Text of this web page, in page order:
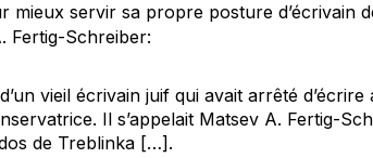
mieux servir sa propre posture d’écrivain
Fertig-Schreiber:
vieil écrivain juif qui avait arrêté
Il s’appelait Matsev A. Fertig-
de Treblinka […].